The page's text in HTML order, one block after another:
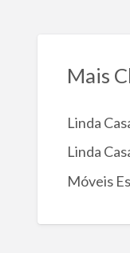
Mais
Linda
Linda
Móveis